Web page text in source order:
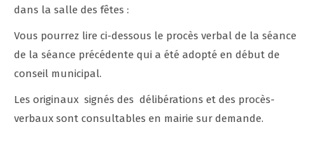
dans la salle des fêtes :
Vous pourrez lire ci-dessous le procès verbal de la séance
de la séance précédente qui a été adopté en début de
conseil municipal.
Les originaux signés des délibérations et des procès-
verbaux sont consultables en mairie sur demande.